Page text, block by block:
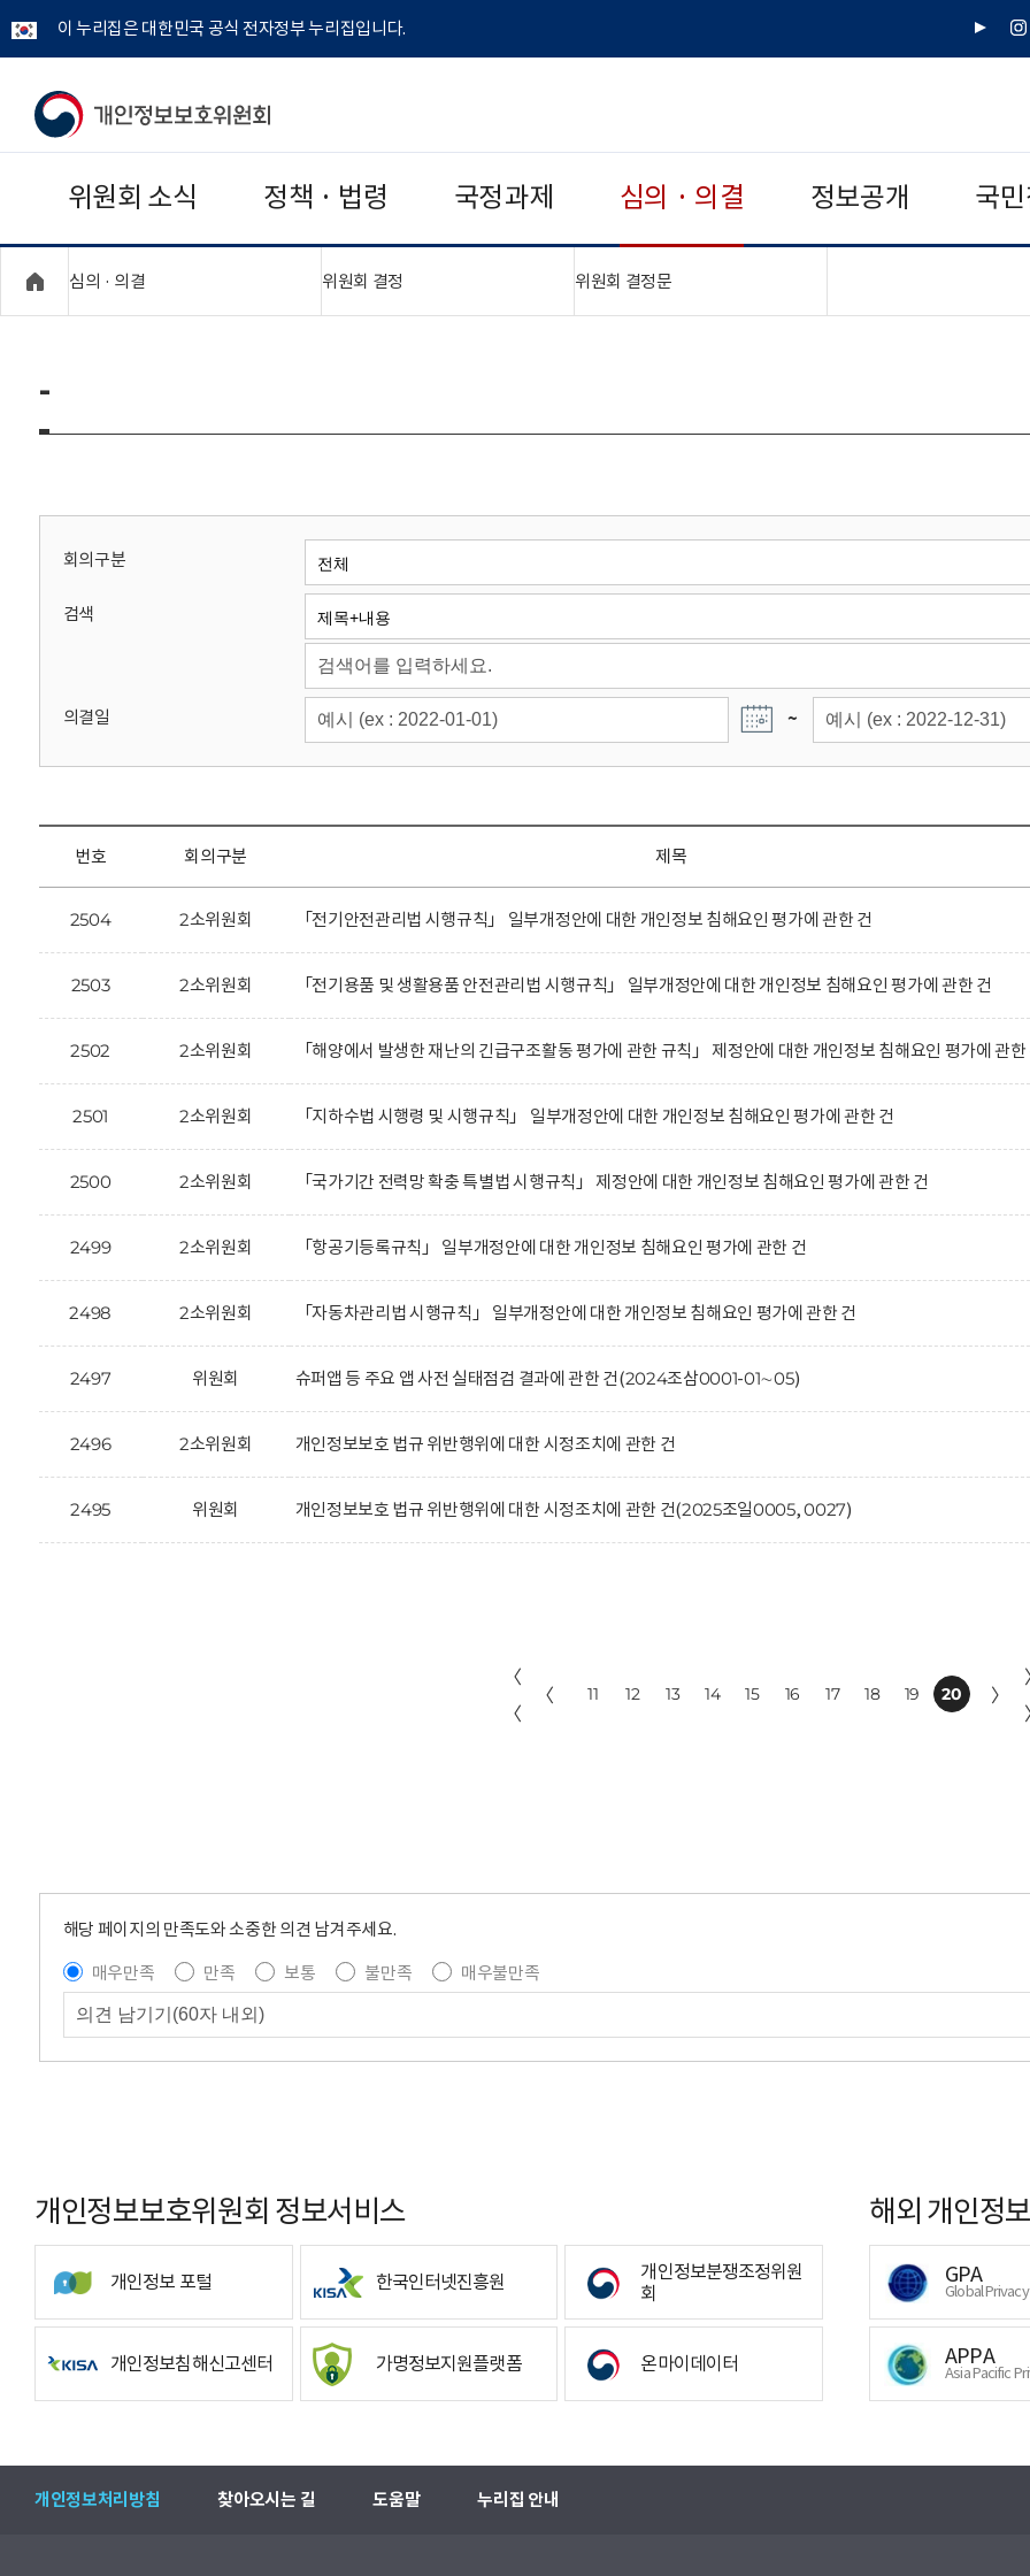
이 누리집은 대한민국 공식 전자정부 누리집입니다.
유
인
개
보
보
위
회
위원회 소식 정책 · 법령 국정과제 심의 · 의결 정보공개 국
심의 · 의결 위원회 결정 위원회 결정문"접기,펼치기"
-
회의구분
검색
의결일 ~
번호 회의구분 제목
2504 2소위원회 「전기안전관리법 시행규칙」 일부개정안에 대한 개인정보 침해요인 평가에 관한 건
2503 2소위원회 「전기용품 및 생활용품 안전관리법 시행규칙」 일부개정안에 대한 개인정보 침해요인 평가에 관한 건
2502 2소위원회 「해양에서 발생한 재난의 긴급구조활동 평가에 관한 규칙」 제정안에 대한 개인정보 침해요인 평가에 관한
2501 2소위원회 「지하수법 시행령 및 시행규칙」 일부개정안에 대한 개인정보 침해요인 평가에 관한 건
2500 2소위원회 「국가기간 전력망 확충 특별법 시행규칙」 제정안에 대한 개인정보 침해요인 평가에 관한 건
2499 2소위원회 「항공기등록규칙」 일부개정안에 대한 개인정보 침해요인 평가에 관한 건
2498 2소위원회 「자동차관리법 시행규칙」 일부개정안에 대한 개인정보 침해요인 평가에 관한 건
2497 위원회 슈퍼앱 등 주요 앱 사전 실태점검 결과에 관한 건(2024조삼0001-01∼05)
2496 2소위원회 개인정보보호 법규 위반행위에 대한 시정조치에 관한 건
2495 위원회 개인정보보호 법규 위반행위에 대한 시정조치에 관한 건(2025조일0005, 0027)
〈
〈
〈 11 12 13 14 15 16 17 18 19 20 〉
해당 페이지의 만족도와 소중한 의견 남겨주세요.
매우만족
만족 보통 불만족
매우불만족
개인정보보호위원회 정보서비스
개인정보 포털 한국인터넷진흥원
개인정보분쟁조정위원
회
개인정보침해신고센터 가명정보지원플랫폼 온마이데이터
해외 개인정
GPA
Global
APPA
Asia Pacific
개인정보처리방침 찾아오시는 길 도움말 누리집 안내